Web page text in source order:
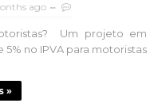
ago
Um projeto em
no IPVA para motoristas
»